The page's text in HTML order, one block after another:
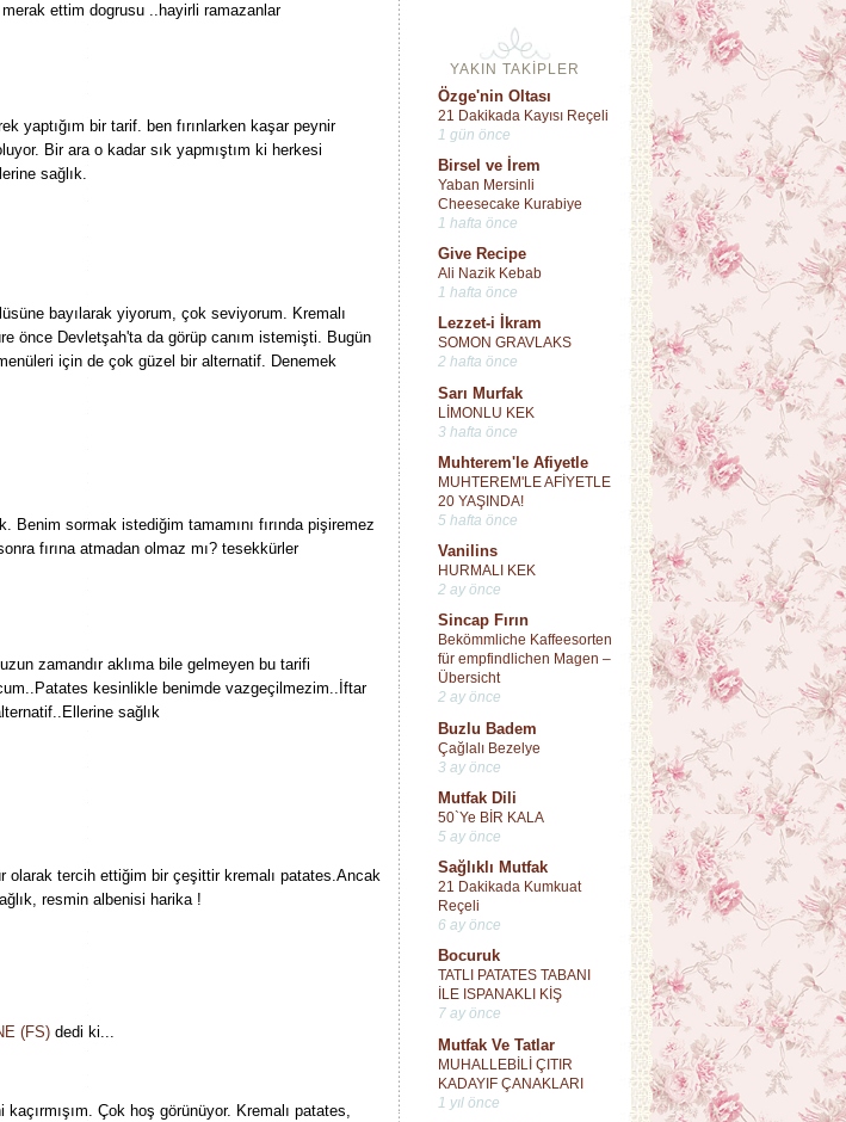
YAKIN TAKİPLER
Özge'nin Oltası
21 Dakikada Kayısı Reçeli
1 gün önce
Birsel ve İrem
Yaban Mersinli
Cheesecake Kurabiye
1 hafta önce
Give Recipe
Ali Nazik Kebab
1 hafta önce
Lezzet-i İkram
SOMON GRAVLAKS
2 hafta önce
Sarı Murfak
LİMONLU KEK
3 hafta önce
Muhterem'le Afiyetle
MUHTEREM'LE AFİYETLE
20 YAŞINDA!
5 hafta önce
Vanilins
HURMALI KEK
2 ay önce
Sincap Fırın
Bekömmliche Kaffeesorten
für empfindlichen Magen –
Übersicht
2 ay önce
Buzlu Badem
Çağlalı Bezelye
3 ay önce
Mutfak Dili
50`Ye BİR KALA
5 ay önce
Sağlıklı Mutfak
21 Dakikada Kumkuat
Reçeli
6 ay önce
Bocuruk
TATLI PATATES TABANI
İLE ISPANAKLI KİŞ
7 ay önce
Mutfak Ve Tatlar
MUHALLEBİLİ ÇITIR
KADAYIF ÇANAKLARI
1 yıl önce
ettim dogrusu ..hayirli ramazanlar
yaptığım bir tarif. ben fırınlarken kaşar peynir
Bir ara o kadar sık yapmıştım ki herkesi
sağlık.
bayılarak yiyorum, çok seviyorum. Kremalı
önce Devletşah'ta da görüp canım istemişti. Bugün
için de çok güzel bir alternatif. Denemek
Benim sormak istediğim tamamını fırında pişiremez
fırına atmadan olmaz mı? tesekkürler
zamandır aklıma bile gelmeyen bu tarifi
kesinlikle benimde vazgeçilmezim..İftar
sağlık
olarak tercih ettiğim bir çeşittir kremalı patates.Ancak
resmin albenisi harika !
(FS)dedi ki...
Çok hoş görünüyor. Kremalı patates,